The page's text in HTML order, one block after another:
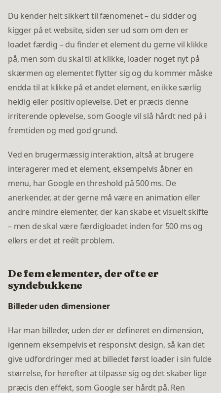
Du kender helt sikkert til fænomenet – du sidder og
kigger på et website, siden ser ud som om den er
loadet færdig – du finder et element du gerne vil klikke
på, men som du skal til at klikke, loader noget nyt på
skærmen og elementet flytter sig og du kommer måske
endda til at klikke på et andet element, en ikke særlig
heldig eller positiv oplevelse. Det er præcis denne
irriterende oplevelse, som Google vil slå hårdt ned på i
fremtiden og med god grund.
Ved en brugermæssig interaktion, altså at brugere
interagerer med et element, eksempelvis åbner en
menu, har Google en threshold på 500 ms. De
anerkender, at der gerne må være en animation eller
andre mindre elementer, der kan skabe et visuelt skifte
– men de skal være færdigloadet inden for 500 ms og
ellers er det et reélt problem.
De fem elementer, der ofte er
syndebukkene
Billeder uden dimensioner
Har man billeder, uden der er defineret en dimension,
igennem eksempelvis et responsivt design, så kan det
give udfordringer med at billedet først loader i sin fulde
størrelse, for herefter at tilpasse sig og det skaber lige
præcis den effekt, som Google ser hårdt på. Ren